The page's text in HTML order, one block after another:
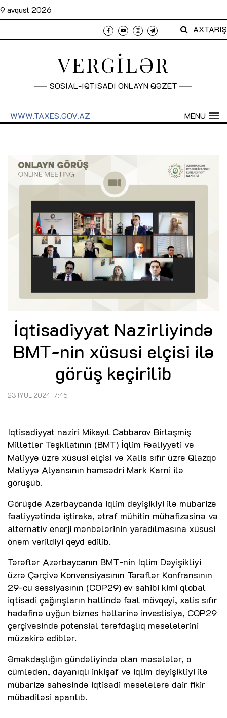
9 avqust 2026
AXTARIŞ
VERGİLƏR
SOSİAL-İQTİSADİ ONLAYN QƏZET
MENU
WWW.TAXES.GOV.AZ
İqtisadiyyat Nazirliyində
BMT-nin xüsusi elçisi ilə
görüş keçirilib
23 İYUL 2024 17:45
İqtisadiyyat naziri Mikayıl Cabbarov Birləşmiş
Millətlər Təşkilatının (BMT) İqlim Fəaliyyəti və
Maliyyə üzrə xüsusi elçisi və Xalis sıfır üzrə Qlazqo
Maliyyə Alyansının həmsədri Mark Karni ilə
görüşüb.
Görüşdə Azərbaycanda iqlim dəyişikiyi ilə mübarizə
fəaliyyətində iştiraka, ətraf mühitin mühafizəsinə və
alternativ enerji mənbələrinin yaradılmasına xüsusi
önəm verildiyi qeyd edilib.
Tərəflər Azərbaycanın BMT-nin İqlim Dəyişikliyi
üzrə Çərçivə Konvensiyasının Tərəflər Konfransının
29-cu sessiyasının (COP29) ev sahibi kimi qlobal
iqtisadi çağırışların həllində fəal mövqeyi, xalis sıfır
hədəfinə uyğun biznes həllərinə investisiya, COP29
çərçivəsində potensial tərəfdaşlıq məsələlərini
müzakirə ediblər.
Əməkdaşlığın gündəliyində olan məsələlər, o
cümlədən, dayanıqlı inkişaf və iqlim dəyişikliyi ilə
mübarizə sahəsində iqtisadi məsələlərə dair fikir
mübadiləsi aparılıb.